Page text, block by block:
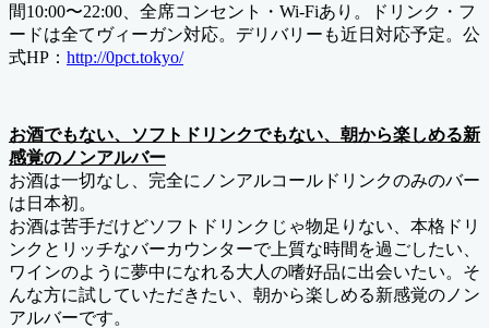
間10:00〜22:00、全席コンセント・Wi-Fiあり。ドリンク・フ
ードは全てヴィーガン対応。デリバリーも近日対応予定。公
式HP： http://0pct.tokyo/
お酒でもない、ソフトドリンクでもない、朝から楽しめる新
感覚のノンアルバー
お酒は一切なし、完全にノンアルコールドリンクのみのバー
は日本初。
お酒は苦手だけどソフトドリンクじゃ物足りない、本格ドリ
ンクとリッチなバーカウンターで上質な時間を過ごしたい、
ワインのように夢中になれる大人の嗜好品に出会いたい。そ
んな方に試していただきたい、朝から楽しめる新感覚のノン
アルバーです。